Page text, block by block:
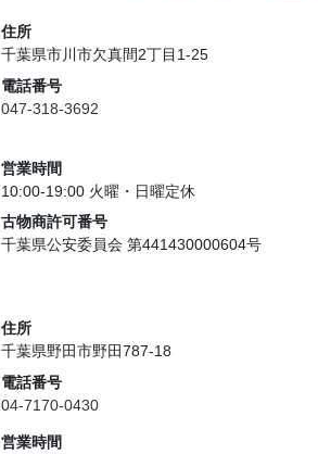
住所
千葉県市川市欠真間2丁目1-25
電話番号
047-318-3692
営業時間
10:00-19:00 火曜・日曜定休
古物商許可番号
千葉県公安委員会 第441430000604号
住所
千葉県野田市野田787-18
電話番号
04-7170-0430
営業時間